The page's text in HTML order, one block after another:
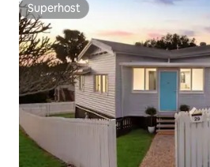
Superhost
Superhost